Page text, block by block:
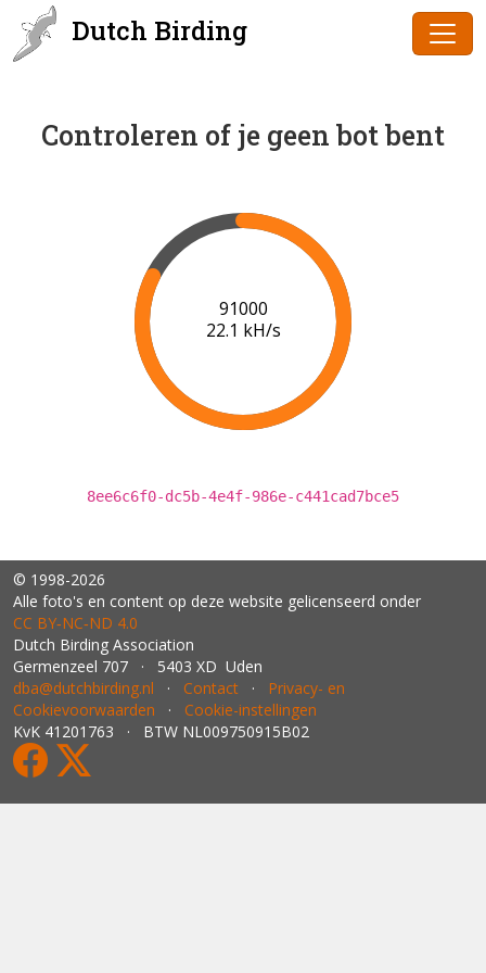
Dutch Birding
Controleren of je geen bot bent
91000
22.1 kH/s
8ee6c6f0-dc5b-4e4f-986e-c441cad7bce5
© 1998-2026
Alle foto's en content op deze website gelicenseerd onder
CC BY‑NC‑ND 4.0
Dutch Birding Association
Germenzeel 707 · 5403 XD Uden
dba@dutchbirding.nl · Contact · Privacy- en
Cookievoorwaarden · Cookie-instellingen
KvK 41201763 · BTW NL009750915B02